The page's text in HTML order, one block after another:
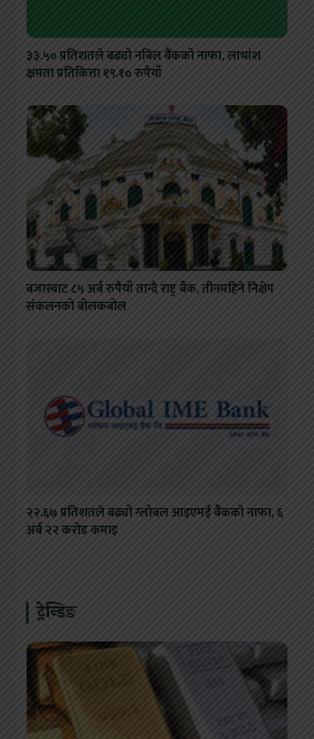
३३.५० प्रतिशतले बढ्यो नबिल बैंकको नाफा, लाभांश
क्षमता प्रतिकित्ता १९.१० रुपैयाँ
बजारबाट ८५ अर्ब रुपैयाँ तान्दै राष्ट्र बैंक, तीनमहिने निक्षेप
संकलनको बोलकबोल
२२.६७ प्रतिशतले बढ्यो ग्लोबल आइएमई बैंकको नाफा, ६
अर्ब २२ करोड कमाइ
ट्रेन्डिङ